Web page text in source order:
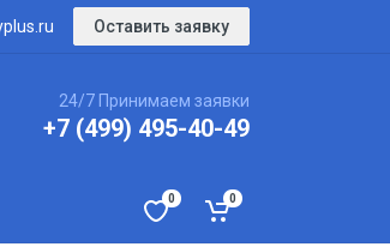
Оставить заявку
24/7 Принимаем заявки
+7 (499) 495-40-49
0 0